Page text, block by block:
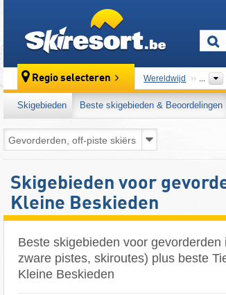
Regio selecteren Wereldwijd ...
Skigebieden Beste skigebieden & Beoordelingen
Skigebieden voor
Kleine Beskieden
Beste skigebieden voor
zware pistes, skiroutes) plus beste
Kleine Beskieden